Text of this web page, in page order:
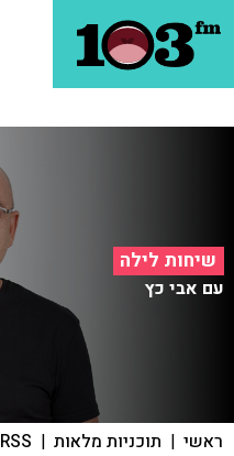
שיחות לילה
עם אבי כץ
ראשי | תוכניות מלאות |
RSS